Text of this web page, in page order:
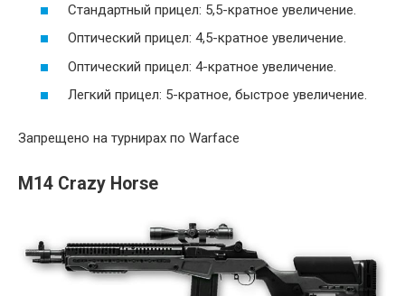
Стандартный прицел: 5,5-кратное увеличение.
Оптический прицел: 4,5-кратное увеличение.
Оптический прицел: 4-кратное увеличение.
Легкий прицел: 5-кратное, быстрое увеличение.
Запрещено на турнирах по Warface
M14 Crazy Horse